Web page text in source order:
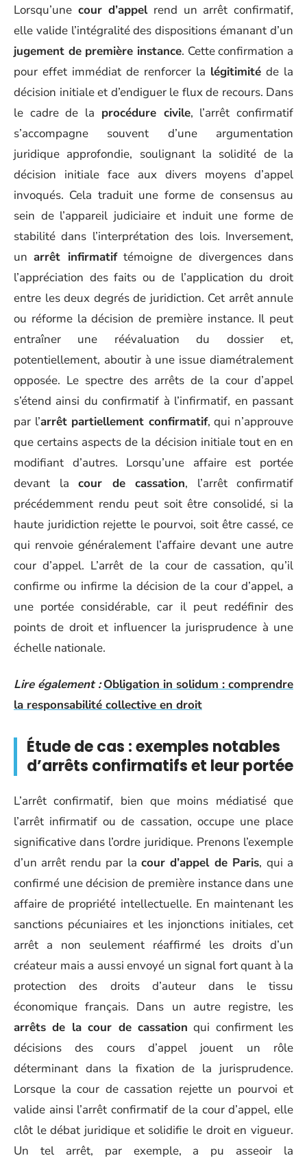
Lorsqu’une cour d’appelrend un arrêt confirmatif,
elle valide l’intégralité des dispositions émanant d’un
jugement de première instance. Cette confirmation a
pour effet immédiat de renforcer la légitimité de la
décision initiale et d’endiguer le flux de recours. Dans
le cadre de la procédure civile, l’arrêt confirmatif
s’accompagne souvent d’une argumentation
juridique approfondie, soulignant la solidité de la
décision initiale face aux divers moyens d’appel
invoqués. Cela traduit une forme de consensus au
sein de l’appareil judiciaire et induit une forme de
stabilité dans l’interprétation des lois. Inversement,
unarrêt infirmatiftémoigne de divergences dans
l’appréciation des faits ou de l’application du droit
entre les deux degrés de juridiction. Cet arrêt annule
ou réforme la décision de première instance. Il peut
entraîner une réévaluation du dossier et,
potentiellement, aboutir à une issue diamétralement
opposée. Le spectre des arrêts de la cour d’appel
s’étend ainsi du confirmatif à l’infirmatif, en passant
par l’arrêt partiellement confirmatif, qui n’approuve
que certains aspects de la décision initiale tout en en
modifiant d’autres. Lorsqu’une affaire est portée
devant la cour de cassation, l’arrêt confirmatif
précédemment rendu peut soit être consolidé, si la
haute juridiction rejette le pourvoi, soit être cassé, ce
qui renvoie généralement l’affaire devant une autre
cour d’appel. L’arrêt de la cour de cassation, qu’il
confirme ou infirme la décision de la cour d’appel, a
une portée considérable, car il peut redéfinir des
points de droit et influencer la jurisprudence à une
échelle nationale.
Lire également : Obligation in solidum : comprendre
la responsabilité collective en droit
Étude de cas : exemples notables
d’arrêts confirmatifs et leur portée
L’arrêt confirmatif, bien que moins médiatisé que
l’arrêt infirmatif ou de cassation, occupe une place
significative dans l’ordre juridique. Prenons l’exemple
d’un arrêt rendu par la cour d’appel de Paris, qui a
confirmé une décision de première instance dans une
affaire de propriété intellectuelle. En maintenant les
sanctions pécuniaires et les injonctions initiales, cet
arrêt a non seulement réaffirmé les droits d’un
créateur mais a aussi envoyé un signal fort quant à la
protection des droits d’auteur dans le tissu
économique français. Dans un autre registre, les
arrêts de la cour de cassation qui confirment les
décisions des cours d’appel jouent un rôle
déterminant dans la fixation de la jurisprudence.
Lorsque la cour de cassation rejette un pourvoi et
valide ainsi l’arrêt confirmatif de la cour d’appel, elle
clôt le débat juridique et solidifie le droit en vigueur.
Un tel arrêt, par exemple, a pu asseoir la